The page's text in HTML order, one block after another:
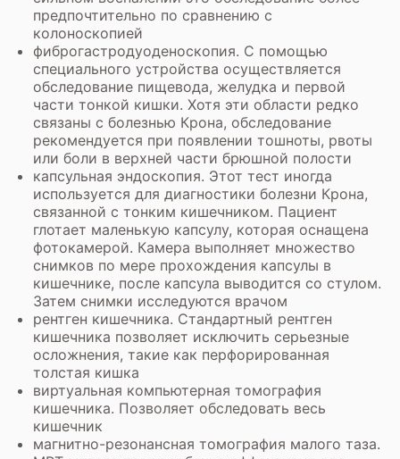
предпочтительно по сравнению с
колоноскопией
фиброгастродуоденоскопия. С помощью
специального устройства осуществляется
обследование пищевода, желудка и первой
части тонкой кишки. Хотя эти области редко
связаны с болезнью Крона, обследование
рекомендуется при появлении тошноты, рвоты
или боли в верхней части брюшной полости
капсульная эндоскопия. Этот тест иногда
используется для диагностики болезни Крона,
связанной с тонким кишечником. Пациент
глотает маленькую капсулу, которая оснащена
фотокамерой. Камера выполняет множество
снимков по мере прохождения капсулы в
кишечнике, после капсула выводится со стулом.
Затем снимки исследуются врачом
рентген кишечника. Стандартный рентген
кишечника позволяет исключить серьезные
осложнения, такие как перфорированная
толстая кишка
виртуальная компьютерная томография
кишечника. Позволяет обследовать весь
кишечник
магнитно-резонансная томография малого таза.